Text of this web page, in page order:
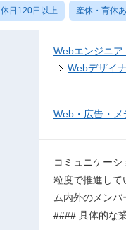
休日120日以上 産休・育休
Webエンジニア
Webデザイ
Web・広告・メ
コミュニケー
粒度で推進して
ム内外のメン
#### 具体的な